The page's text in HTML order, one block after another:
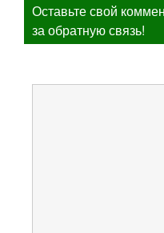
Оставьте свой
за обратную связь!